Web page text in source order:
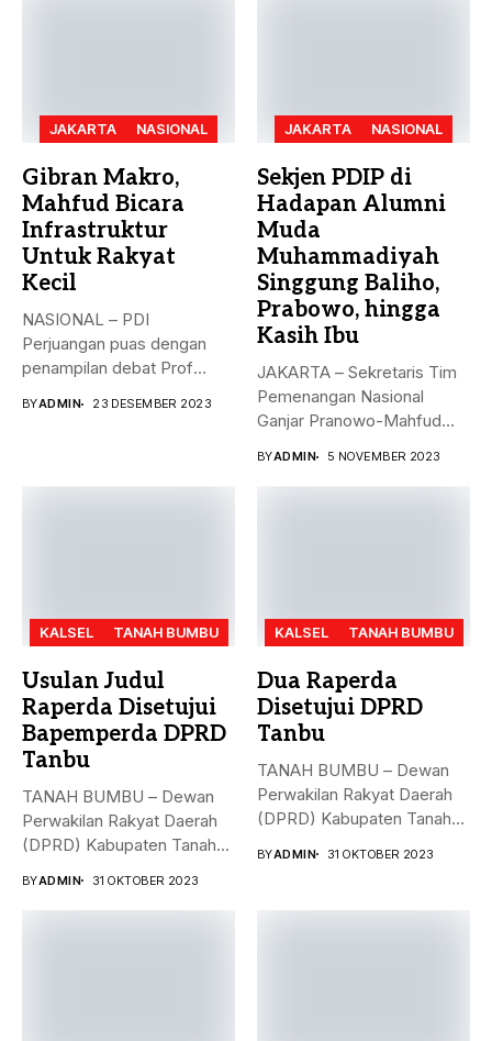
JAKARTA NASIONAL
Gibran Makro,
Mahfud Bicara
Infrastruktur
Untuk Rakyat
Kecil
NASIONAL – PDI
Perjuangan puas dengan
penampilan debat Prof
BYADMIN 23 DESEMBER 2023
JAKARTA NASIONAL
Sekjen PDIP di
Hadapan Alumni
Muda
Muhammadiyah
Singgung Baliho,
Prabowo, hingga
Kasih Ibu
JAKARTA – Sekretaris Tim
Pemenangan Nasional
Ganjar Pranowo-Mahfud
BYADMIN 5 NOVEMBER 2023
KALSEL TANAH BUMBU
Usulan Judul
Raperda Disetujui
Bapemperda DPRD
Tanbu
TANAH BUMBU – Dewan
Perwakilan Rakyat Daerah
(DPRD) Kabupaten Tanah
BYADMIN 31 OKTOBER 2023
KALSEL TANAH BUMBU
Dua Raperda
Disetujui DPRD
Tanbu
TANAH BUMBU – Dewan
Perwakilan Rakyat Daerah
(DPRD) Kabupaten Tanah
BYADMIN 31 OKTOBER 2023